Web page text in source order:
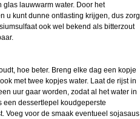
lauwwarm water. Door het
u kunt dunne ontlasting krijgen, dus zorg
ook wel bekend als bitterzout
hoe beter. Breng elke dag een kopje
met twee kopjes water. Laat de rijst in
uur gaar worden, zodat al het water in
een dessertlepel koudgeperste
Voeg voor de smaak eventueel sojasaus